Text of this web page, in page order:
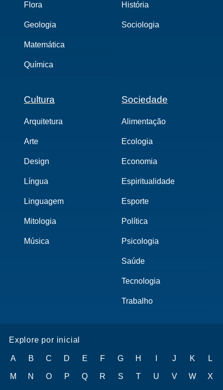
Flora
Geologia
Matemática
Química
História
Sociologia
Cultura
Arquitetura
Arte
Design
Língua
Linguagem
Mitologia
Música
Sociedade
Alimentação
Ecologia
Economia
Espiritualidade
Esporte
Política
Psicologia
Saúde
Tecnologia
Trabalho
Explore por inicial
A B C D E F G H J K L
M N O P Q R S T U V W X